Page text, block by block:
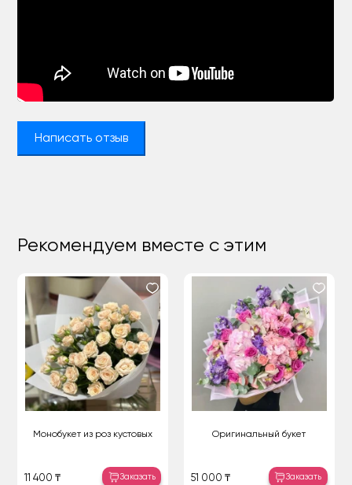
Написать отзыв
Рекомендуем вместе с этим
Монобукет из роз кустовых
11 400 ₸ Заказать
Оригинальный букет
51 000 ₸ Заказать